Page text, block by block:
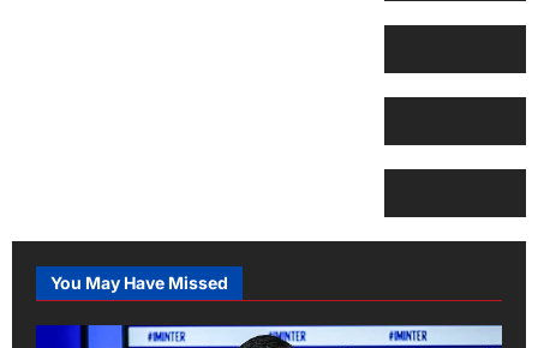
You May Have Missed